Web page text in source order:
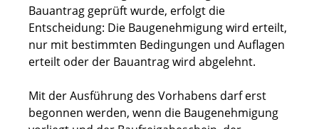
Bauantrag geprüft wurde, erfolgt die
Entscheidung: Die Baugenehmigung wird erteilt,
nur mit bestimmten Bedingungen und Auflagen
erteilt oder der Bauantrag wird abgelehnt.
Mit der Ausführung des Vorhabens darf erst
begonnen werden, wenn die Baugenehmigung